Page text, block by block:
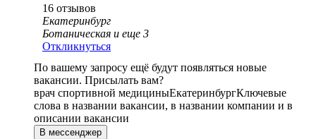
16 отзывов
Екатеринбург
Ботаническая и еще 3
Откликнуться
По вашему запросу ещё будут появляться новые
вакансии. Присылать вам?
врач спортивной медициныЕкатеринбургКлючевые
слова в названии вакансии, в названии компании и в
описании вакансии
В мессенджер